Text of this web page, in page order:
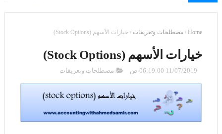
Home
/ مصطلحات وتعريفات / خيارات الأسهم (Stock Options)
خيارات الأسهم (Stock Options)
11/07/2019 06:19:00 ص مصطلحات وتعريفات